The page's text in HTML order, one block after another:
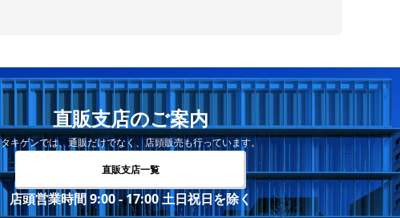
直販支店のご案内
タキゲンでは、通販だけでなく、店頭販売も行っています。
直販支店一覧
店頭営業時間 9:00 - 17:00 土日祝日を除く